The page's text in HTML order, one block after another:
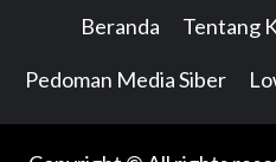
Beranda Tentang
Pedoman Media Siber